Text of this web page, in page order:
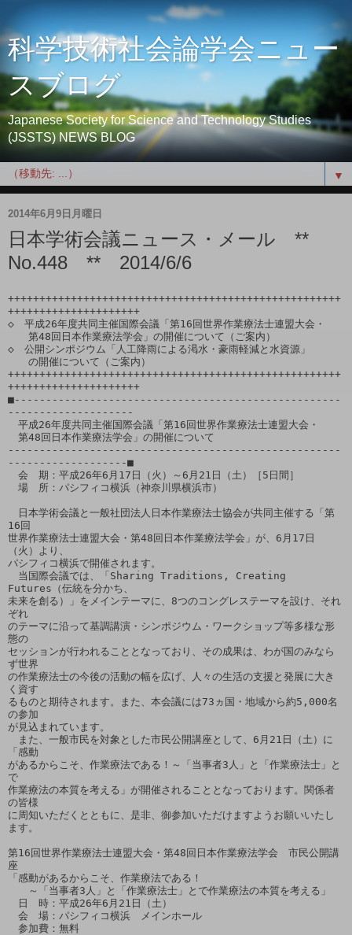
科学技術社会論学会ニュー
スブログ
Japanese Society for Science and Technology Studies
(JSSTS) NEWS BLOG
▼
2014年6月9日月曜日
日本学術会議ニュース・メール **
No.448 ** 2014/6/6
+++++++++++++++++++++++++++++++++++++++++++++++++++++
+++++++++++++++++++++
◇　平成26年度共同主催国際会議「第16回世界作業療法士連盟大会・
第48回日本作業療法学会」の開催について（ご案内）
◇　公開シンポジウム「人工降雨による渇水・豪雨軽減と水資源」
の開催について（ご案内）
+++++++++++++++++++++++++++++++++++++++++++++++++++++
+++++++++++++++++++++
■----------------------------------------------------
--------------------
平成26年度共同主催国際会議「第16回世界作業療法士連盟大会・
第48回日本作業療法学会」の開催について
-----------------------------------------------------
-------------------■
会　期：平成26年6月17日（火）～6月21日（土）［5日間］
場　所：パシフィコ横浜（神奈川県横浜市）
日本学術会議と一般社団法人日本作業療法士協会が共同主催する「第
16回
世界作業療法士連盟大会・第48回日本作業療法学会」が、6月17日
（火）より、
パシフィコ横浜で開催されます。
当国際会議では、「Sharing Traditions, Creating
Futures（伝統を分かち、
未来を創る）」をメインテーマに、8つのコングレステーマを設け、それ
ぞれ
のテーマに沿って基調講演・シンポジウム・ワークショップ等多様な形
態の
セッションが行われることとなっており、その成果は、わが国のみなら
ず世界
の作業療法士の今後の活動の幅を広げ、人々の生活の支援と発展に大き
く資す
るものと期待されます。また、本会議には73ヵ国・地域から約5,000名
の参加
が見込まれています。
また、一般市民を対象とした市民公開講座として、6月21日（土）に
「感動
があるからこそ、作業療法である！～「当事者3人」と「作業療法士」と
で
作業療法の本質を考える」が開催されることとなっております。関係者
の皆様
に周知いただくとともに、是非、御参加いただけますようお願いいたし
ます。
第16回世界作業療法士連盟大会・第48回日本作業療法学会　市民公開講
座
「感動があるからこそ、作業療法である！
～「当事者3人」と「作業療法士」とで作業療法の本質を考える」
日　時：平成26年6月21日（土）
会　場：パシフィコ横浜　メインホール
参加費：無料